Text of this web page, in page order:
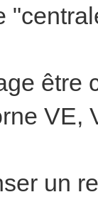
être
VE,
un